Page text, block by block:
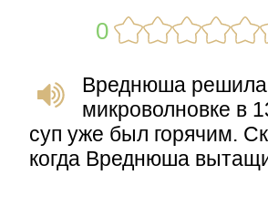
Вреднюша решила
микроволновке в
суп уже был горячим.
когда Вреднюша
0